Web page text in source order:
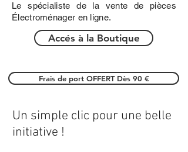
Le spécialiste de la vente de pièces
Électroménager en ligne.
Accés à la Boutique
Frais de port OFFERT Dès 90 €
Un simple clic pour une belle
initiative !